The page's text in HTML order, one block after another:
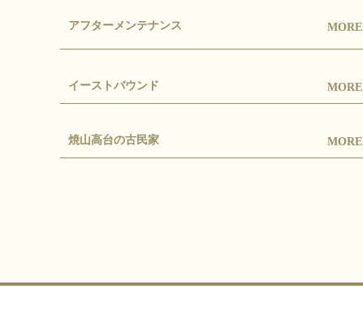
アフターメンテナンス MORE
イーストバウンド MORE
焼山高台の古民家 MORE